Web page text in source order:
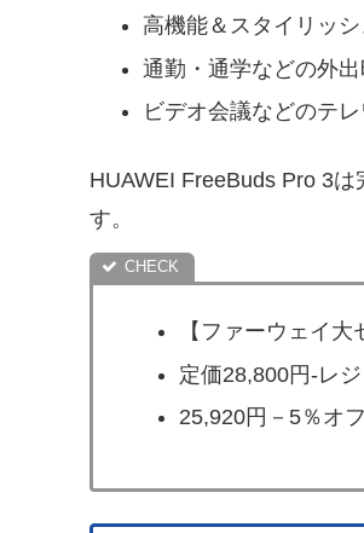
高機能＆スタイリッ
通勤・通学などの外
ビデオ会議などのテ
HUAWEI FreeBuds Pro 3
す。
【ファーウェイ
定価28,800円-レ
25,920円－5％オ